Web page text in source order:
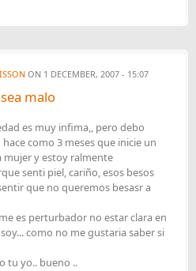
ON 1 DECEMBER, 2007 - 15:07
malo
es muy infima,, pero debo
como 3 meses que inicie un
mujer y estoy ralmente
senti piel, cariño, esos besos
que no queremos besasr a
es perturbador no estar clara en
como no me gustaria saber si
tu yo.. bueno ..